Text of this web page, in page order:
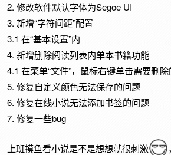
2. 修改软件默认字体为Segoe UI
3. 新增“字符间距”配置
3.1 在“基本设置”内
4. 新增删除阅读列表内单本书籍功能
4.1 在菜单“文件”，鼠标右键单击需要删
5. 修复自定义颜色无法保存的问题
6. 修复在线小说无法添加书签的问题
7. 修复一些bug
上班摸鱼看小说是不是想想就很刺激